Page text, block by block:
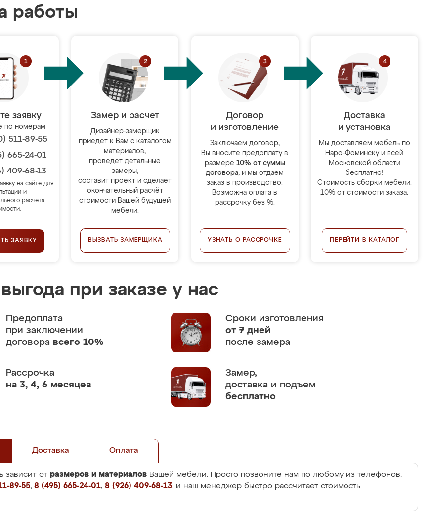
работы
заявку
по номерам
511-89-55
665-24-01
409-68-13
на сайте для
и
расчёта
ЗАЯВКУ
Замер и расчет
Дизайнер-замерщик
приедет к Вам с каталогом
материалов,
проведёт детальные
замеры,
составит проект и сделает
окончательный расчёт
стоимости Вашей будущей
мебели.
ВЫЗВАТЬ ЗАМЕРЩИКА
Договор
и изготовление
Заключаем договор,
Вы вносите предоплату в
размере 10% от суммы
договора, и мы отдаём
заказ в производство.
Возможна оплата в
рассрочку без %.
УЗНАТЬ О РАССРОЧКЕ
Доставка
и установка
Мы доставляем мебель по
Наро-Фоминску и всей
Московской области
бесплатно!
Стоимость сборки мебели:
10% от стоимости заказа.
ПЕРЕЙТИ В КАТАЛОГ
при заказе у нас
Предоплата
при заключении
договора всего 10%
Сроки изготовления
от 7 дней
после замера
Рассрочка
на 3, 4, 6 месяцев
Замер,
доставка и подъем
бесплатно
Доставка Оплата
зависит от размеров и материалов Вашей мебели. Просто позвоните нам по любому из телефонов:
89-55, 8 (495) 665-24-01, 8 (926) 409-68-13, и наш менеджер быстро рассчитает стоимость.